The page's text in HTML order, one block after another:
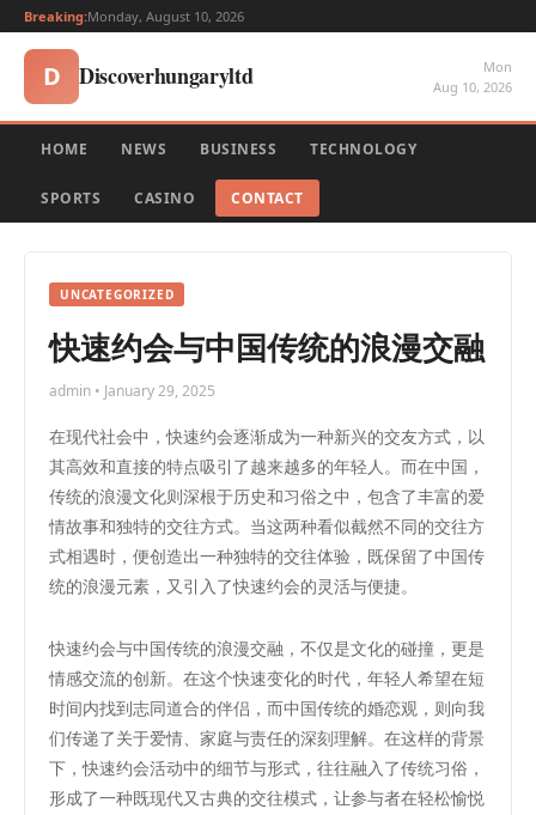
Breaking:Monday, August 10, 2026
D Discoverhungaryltd
Mon
Aug 10, 2026
HOME NEWS BUSINESS TECHNOLOGY
SPORTS CASINO CONTACT
UNCATEGORIZED
快速约会与中国传统的浪漫交融
admin • January 29, 2025
在现代社会中，快速约会逐渐成为一种新兴的交友方式，以
其高效和直接的特点吸引了越来越多的年轻人。而在中国，
传统的浪漫文化则深根于历史和习俗之中，包含了丰富的爱
情故事和独特的交往方式。当这两种看似截然不同的交往方
式相遇时，便创造出一种独特的交往体验，既保留了中国传
统的浪漫元素，又引入了快速约会的灵活与便捷。
快速约会与中国传统的浪漫交融，不仅是文化的碰撞，更是
情感交流的创新。在这个快速变化的时代，年轻人希望在短
时间内找到志同道合的伴侣，而中国传统的婚恋观，则向我
们传递了关于爱情、家庭与责任的深刻理解。在这样的背景
下，快速约会活动中的细节与形式，往往融入了传统习俗，
形成了一种既现代又古典的交往模式，让参与者在轻松愉悦